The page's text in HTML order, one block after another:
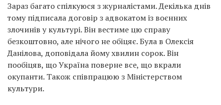
Зараз багато спілкуюся з журналістами. Декілька днів
тому підписала договір з адвокатом із воєнних
злочинів у культурі. Він вестиме цю справу
безкоштовно, але нічого не обіцяє. Була в Олексія
Данілова, доповідала йому хвилин сорок. Він
пообіцяв, що Україна поверне все, що вкрали
окупанти. Також співпрацюю з Міністерством
культури.